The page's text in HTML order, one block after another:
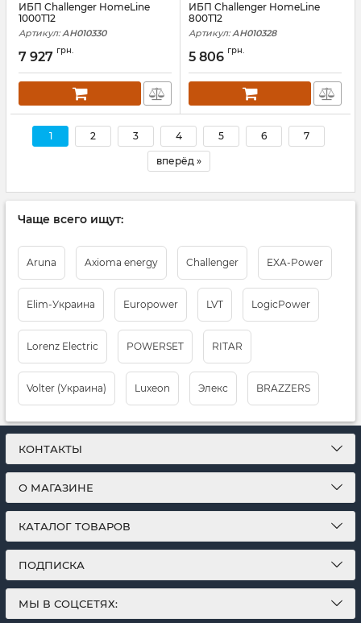
ИБП Challenger HomeLine
1000T12
Артикул: АН010330
7 927 грн.
ИБП Challenger HomeLine
800T12
Артикул: АН010328
5 806 грн.
1 2 3 4 5 6 7
вперёд »
Чаще всего ищут:
Aruna Axioma energy Challenger EXA-Power
Elim-Украина Europower LVT LogicPower
Lorenz Electric POWERSET RITAR
Volter (Украина) Luxeon Элекс BRAZZERS
КОНТАКТЫ
О МАГАЗИНЕ
КАТАЛОГ ТОВАРОВ
ПОДПИСКА
МЫ В СОЦСЕТЯХ: